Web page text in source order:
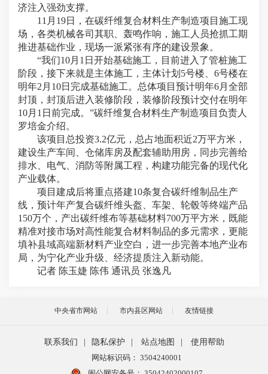
济注入强劲支撑。
11月19日，在碳纤维复合材料生产制造项目施工现
场，各类机械各司其职、轰鸣作响，施工人员抢抓工期
推进基础作业，现场一派紧张有序的建设景象。
“我们10月1日开始基础施工，目前进入了管桩施工
阶段，接下来就是主体施工，主体计划5号楼、6号楼在
明年2月10日完成基础施工。总体项目预计明年6月全部
封顶，封顶后进入装修阶段，装修阶段预计交付在明年
10月1日前完成。”碳纤维复合材料生产制造项目负责人
罗培金介绍。
该项目总投资3.2亿元，总占地面积近2万平方米，
建设生产车间、仓储库房及配套辅助用房，同步完善给
排水、电气、消防等附属工程，构建功能完备的现代化
产业载体。
项目建成后将重点搭建10条复合碳纤维制品生产
线，预计年产复合碳纤维头盔、车架、轮毂等终端产品
150万个，产出碳纤维布等基础材料700万平方米，既能
精准对接市场对高性能复合材料制品的多元需求，更能
填补县域高端新材料产业空白，进一步完善本地产业布
局，为宁化产业升级、经济提质注入新动能。
记者 陈玉婕 陈伟 通讯员 张逸凡
中央省市网站 市内县区网站 友情链接
联系我们 | 隐私保护 | 站点地图 |
使用帮助
网站标识码： 3504240001